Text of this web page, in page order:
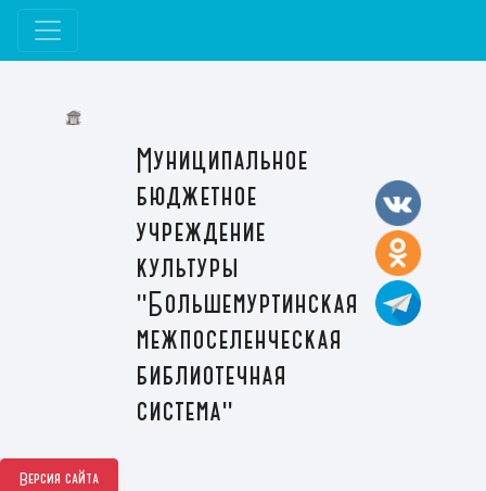
Версия сайта
Муниципальное
бюджетное
учреждение
культуры
"Большемуртинская
межпоселенческая
библиотечная
система"